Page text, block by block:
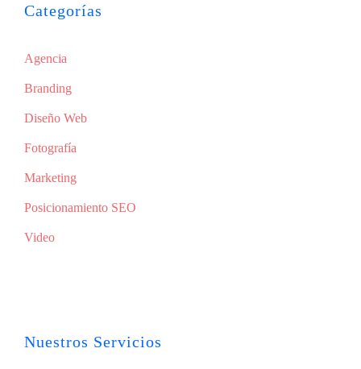
Categorías
Agencia
Branding
Diseño Web
Fotografía
Marketing
Posicionamiento SEO
Video
Nuestros Servicios